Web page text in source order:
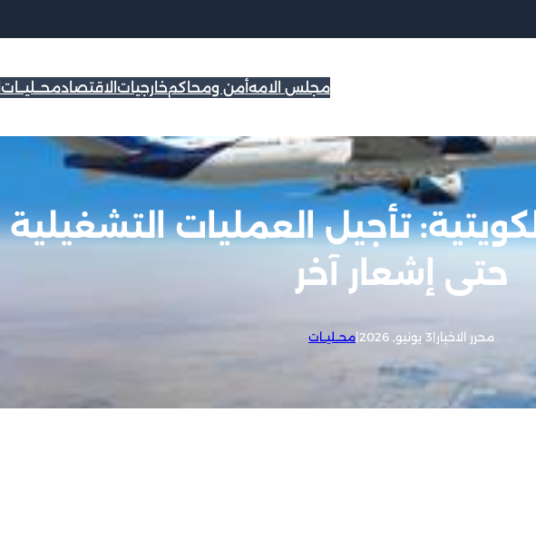
مجلس الامهأمن ومحاكمخارجيات الاقتصادمحــليــات
تأجيل العمليات التشغيلية
حتى إشعار آخر
محرر الاخبار |3 يونيو, 2026 |محــليــات